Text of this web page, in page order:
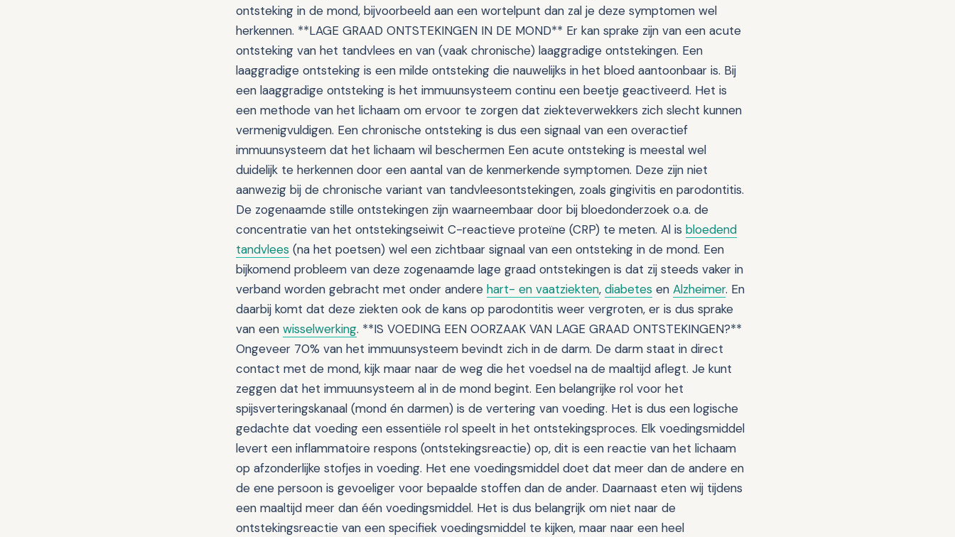
ontsteking in de mond, bijvoorbeeld aan een wortelpunt dan zal je deze symptomen wel
herkennen. **LAGE GRAAD ONTSTEKINGEN IN DE MOND** Er kan sprake zijn van een acute
ontsteking van het tandvlees en van (vaak chronische) laaggradige ontstekingen. Een
laaggradige ontsteking is een milde ontsteking die nauwelijks in het bloed aantoonbaar is. Bij
een laaggradige ontsteking is het immuunsysteem continu een beetje geactiveerd. Het is
een methode van het lichaam om ervoor te zorgen dat ziekteverwekkers zich slecht kunnen
vermenigvuldigen. Een chronische ontsteking is dus een signaal van een overactief
immuunsysteem dat het lichaam wil beschermen Een acute ontsteking is meestal wel
duidelijk te herkennen door een aantal van de kenmerkende symptomen. Deze zijn niet
aanwezig bij de chronische variant van tandvleesontstekingen, zoals gingivitis en parodontitis.
De zogenaamde stille ontstekingen zijn waarneembaar door bij bloedonderzoek o.a. de
concentratie van het ontstekingseiwit C-reactieve proteïne (CRP) te meten. Al is bloedend
tandvlees (na het poetsen) wel een zichtbaar signaal van een ontsteking in de mond. Een
bijkomend probleem van deze zogenaamde lage graad ontstekingen is dat zij steeds vaker in
verband worden gebracht met onder andere hart- en vaatziekten, diabetes en Alzheimer. En
daarbij komt dat deze ziekten ook de kans op parodontitis weer vergroten, er is dus sprake
van een wisselwerking. **IS VOEDING EEN OORZAAK VAN LAGE GRAAD ONTSTEKINGEN?**
Ongeveer 70% van het immuunsysteem bevindt zich in de darm. De darm staat in direct
contact met de mond, kijk maar naar de weg die het voedsel na de maaltijd aflegt. Je kunt
zeggen dat het immuunsysteem al in de mond begint. Een belangrijke rol voor het
spijsverteringskanaal (mond én darmen) is de vertering van voeding. Het is dus een logische
gedachte dat voeding een essentiële rol speelt in het ontstekingsproces. Elk voedingsmiddel
levert een inflammatoire respons (ontstekingsreactie) op, dit is een reactie van het lichaam
op afzonderlijke stofjes in voeding. Het ene voedingsmiddel doet dat meer dan de andere en
de ene persoon is gevoeliger voor bepaalde stoffen dan de ander. Daarnaast eten wij tijdens
een maaltijd meer dan één voedingsmiddel. Het is dus belangrijk om niet naar de
ontstekingsreactie van een specifiek voedingsmiddel te kijken, maar naar een heel